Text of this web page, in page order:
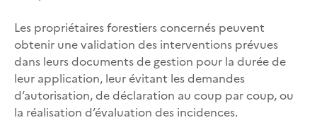
Les propriétaires forestiers concernés peuvent
obtenir une validation des interventions prévues
dans leurs documents de gestion pour la durée de
leur application, leur évitant les demandes
d’autorisation, de déclaration au coup par coup, ou
la réalisation d’évaluation des incidences.